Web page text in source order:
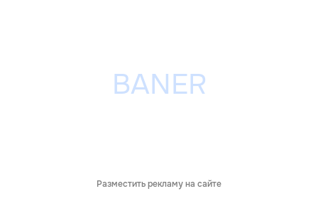
Разместить рекламу на сайте